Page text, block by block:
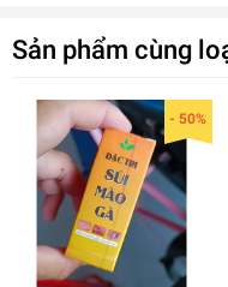
Các nốt ruồi
thay thế bằng
địa da từng
Sản phẩm cùng
- 50%